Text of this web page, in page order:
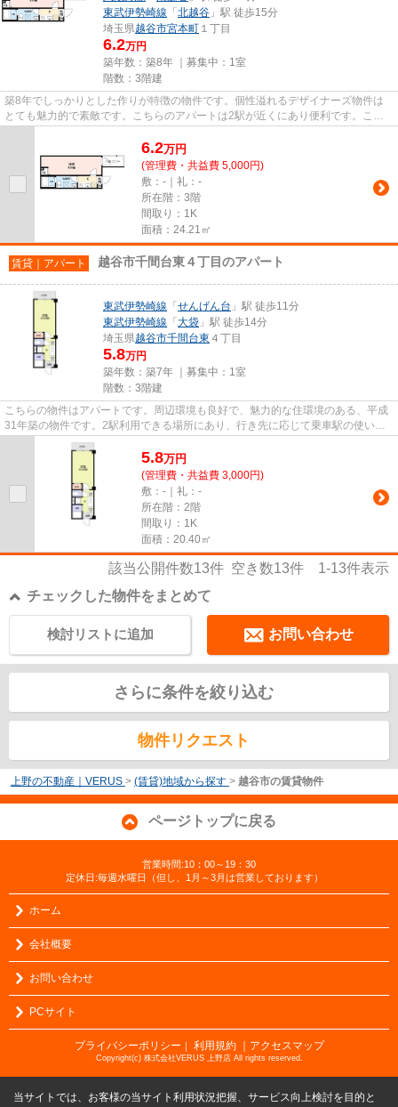
東武伊勢崎線 「 北越谷 」駅 徒歩15分
埼玉県越谷市宮本町 １丁目
6.2万円
築年数：築8年 ｜募集中： 1室
階数：3階建
築8年でしっかりとした作りが特徴の物件です。個性溢れるデザイナーズ物件は
とても魅力的で素敵です。こちらのアパートは2駅が近くにあり便利です。こち
6.2万円
(管理費・共益費 5,000円)
敷：-｜礼：-
所在階：3階
間取り：1K
面積：24.21㎡
賃貸｜アパート 越谷市千間台東４丁目のアパート
東武伊勢崎線 「 せんげん台 」駅 徒歩11分
東武伊勢崎線 「 大袋 」駅 徒歩14分
埼玉県越谷市千間台東 ４丁目
5.8万円
築年数：築7年 ｜募集中： 1室
階数：3階建
こちらの物件はアパートです。周辺環境も良好で、魅力的な住環境のある、平成
31年築の物件です。2駅利用できる場所にあり、行き先に応じて乗車駅の使い分
けができます。歩いて11分ほど...
5.8万円
(管理費・共益費 3,000円)
敷：-｜礼：-
所在階：2階
間取り：1K
面積：20.40㎡
該当公開件数13件 空き数13件 1-13件表示
チェックした物件をまとめて
お問い合わせ
検討リストに追加
さらに条件を絞り込む
物件リクエスト
上野の不動産｜VERUS > (賃貸)地域から探す > 越谷市の賃貸物件
ページトップに戻る
営業時間:10：00～19：30
定休日:毎週水曜日（但し、1月～3月は営業しております）
ホーム
会社概要
お問い合わせ
PCサイト
プライバシーポリシー ｜ 利用規約 ｜アクセスマップ
Copyright(c) 株式会社VERUS 上野店 All rights reserved.
当サイトでは、お客様の当サイト利用状況把握、サービス向上検討を目的と